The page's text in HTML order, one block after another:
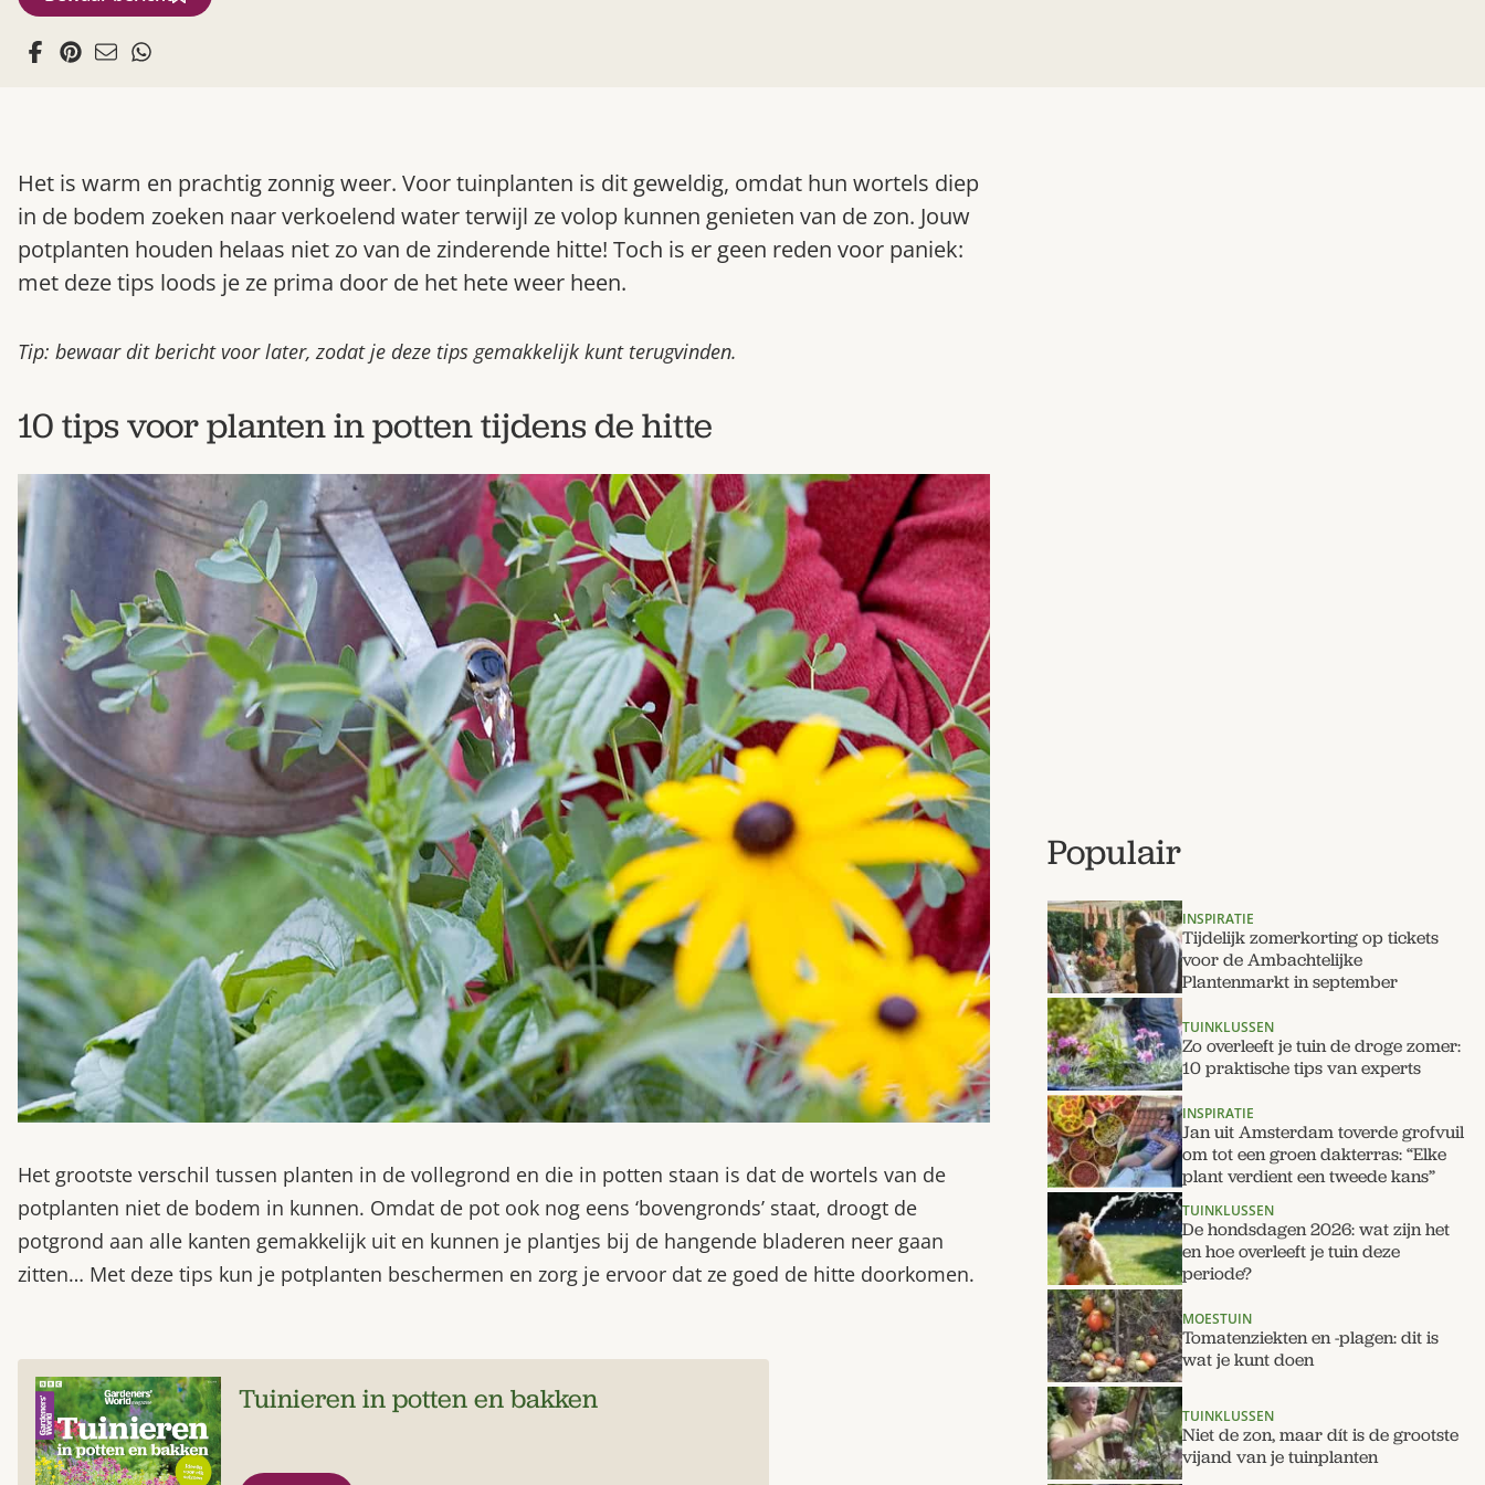
Het is warm en prachtig zonnig weer. Voor tuinplanten is dit geweldig, omdat hun wortels diep
in de bodem zoeken naar verkoelend water terwijl ze volop kunnen genieten van de zon. Jouw
potplanten houden helaas niet zo van de zinderende hitte! Toch is er geen reden voor paniek:
met deze tips loods je ze prima door de het hete weer heen.
Tip: bewaar dit bericht voor later, zodat je deze tips gemakkelijk kunt terugvinden.
10 tips voor planten in potten tijdens de hitte
Het grootste verschil tussen planten in de vollegrond en die in potten staan is dat de wortels van de
potplanten niet de bodem in kunnen. Omdat de pot ook nog eens ‘bovengronds’ staat, droogt de
potgrond aan alle kanten gemakkelijk uit en kunnen je plantjes bij de hangende bladeren neer gaan
zitten… Met deze tips kun je potplanten beschermen en zorg je ervoor dat ze goed de hitte doorkomen.
Tuinieren in potten en bakken
Populair
INSPIRATIE
Tijdelijk zomerkorting op tickets
voor de Ambachtelijke
Plantenmarkt in september
TUINKLUSSEN
Zo overleeft je tuin de droge zomer:
10 praktische tips van experts
INSPIRATIE
Jan uit Amsterdam toverde grofvuil
om tot een groen dakterras: “Elke
plant verdient een tweede kans”
TUINKLUSSEN
De hondsdagen 2026: wat zijn het
en hoe overleeft je tuin deze
periode?
MOESTUIN
Tomatenziekten en -plagen: dit is
wat je kunt doen
TUINKLUSSEN
Niet de zon, maar dít is de grootste
vijand van je tuinplanten